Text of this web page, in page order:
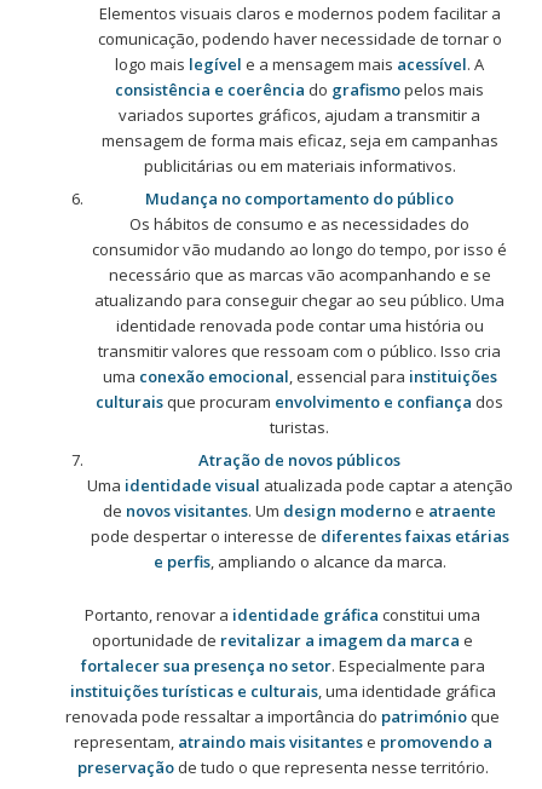
Elementos visuais claros e modernos podem facilitar a
comunicação, podendo haver necessidade de tornar o
logo mais legívele a mensagem mais acessível. A
consistência e coerência do grafismopelos mais
variados suportes gráficos, ajudam a transmitir a
mensagem de forma mais eficaz, seja em campanhas
publicitárias ou em materiais informativos.
Mudança no comportamento do público
Os hábitos de consumo e as necessidades do
consumidor vão mudando ao longo do tempo, por isso é
necessário que as marcas vão acompanhando e se
atualizando para conseguir chegar ao seu público. Uma
identidade renovada pode contar uma história ou
transmitir valores que ressoam com o público. Isso cria
uma conexão emocional, essencial para instituições
culturaisque procuram envolvimento e confiança dos
turistas.
Atração de novos públicos
Uma identidade visual atualizada pode captar a atenção
de novos visitantes. Um design modernoe atraente
pode despertar o interesse de diferentes faixas etárias
e perfis, ampliando o alcance da marca.
Portanto, renovar a identidade gráfica constitui uma
oportunidade de revitalizar a imagem da marca e
fortalecer sua presença no setor. Especialmente para
instituições turísticas e culturais, uma identidade gráfica
renovada pode ressaltar a importância do patrimónioque
representam, atraindo mais visitantese promovendo a
preservaçãode tudo o que representa nesse território.